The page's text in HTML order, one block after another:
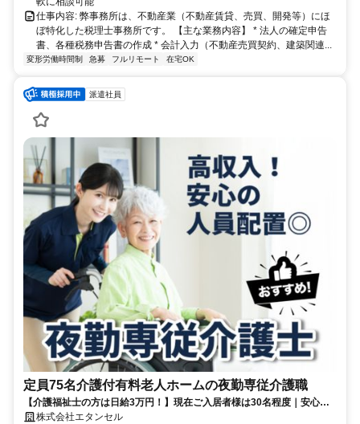
仕事内容: 弊事務所は、不動産業（不動産賃貸、売買、開発等）にほ
ぼ特化した税理士事務所です。 【主な業務内容】 * 法人の確定申告
書、各種税務申告書の作成 * 会計入力（不動産売買契約、建築関連...
変形労働時間制 急募 フルリモート 在宅OK
派遣社員
定員75名介護付有料老人ホームの夜勤専従介護職
【介護福祉士の方は日給3万円！】現在ご入居者様は30名程度｜安心の
夜勤2名体制｜最寄駅より徒歩7分！交通費全額支給
株式会社エタンセル